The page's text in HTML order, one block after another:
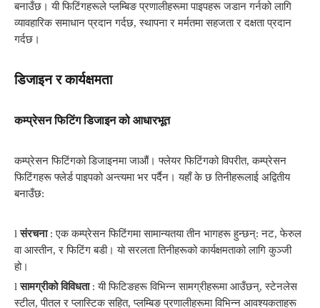
बनाउँछ। यी फिटिंगहरूले प्लम्बिङ प्रणालीहरूमा पाइपहरू जडान गर्नको लागि
व्यावहारिक समाधान प्रदान गर्दछ, स्थापना र मर्मतमा सहजता र दक्षता प्रदान
गर्दछ।
डिजाइन र कार्यक्षमता
कम्प्रेसन फिटिंग डिजाइन को आधारभूत
कम्प्रेसन फिटिंगको डिजाइनमा जाऔं। फ्लेयर फिटिंगको विपरीत, कम्प्रेसन
फिटिंगहरू फ्लेर्ड पाइपको अन्त्यमा भर पर्दैन। यहाँ के छ तिनीहरूलाई अद्वितीय
बनाउँछ:
lसंरचना: एक कम्प्रेसन फिटिंगमा सामान्यतया तीन भागहरू हुन्छन्: नट, फेरुल
वा आस्तीन, र फिटिंग बडी। यो सरलता तिनीहरूको कार्यक्षमताको लागि कुञ्जी
हो।
lसामग्रीको विविधता: यी फिटिङहरू विभिन्न सामग्रीहरूमा आउँछन्, स्टेनलेस
स्टील, पीतल र प्लास्टिक सहित, प्लम्बिङ प्रणालीहरूमा विभिन्न आवश्यकताहरू